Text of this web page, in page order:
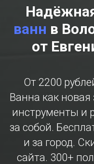
ванн в
от
От 2200
Ванна как новая
инструменты и
за собой.
и за город.
сайта. 300+